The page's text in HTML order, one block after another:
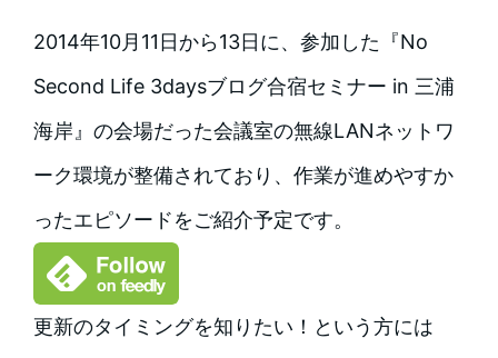
2014年10月11日から13日に、参加した『No
Second Life 3daysブログ合宿セミナー in 三浦
海岸』の会場だった会議室の無線LANネットワ
ーク環境が整備されており、作業が進めやすか
ったエピソードをご紹介予定です。
更新のタイミングを知りたい！という方には